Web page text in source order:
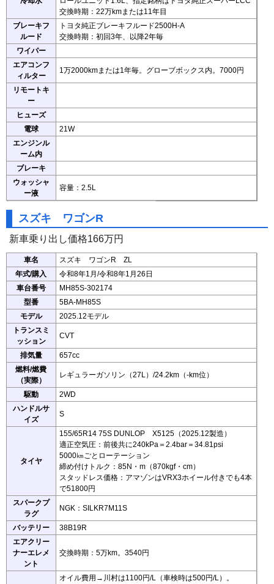
交換時期：22万kmまたは11年目
ブレーキフ
ルード
トヨタ純正ブレーキフルード2500H-A
交換時期：初回3年、以降2年毎
ワイパー
エアコンフ
ィルター
1万2000kmまたは1年毎。グローブボックス内。7000円
リモートキ
ー
ヒューズ
電球
21W
エンジンル
ーム内
ブレーキ
ウォッシャ
ー液
容量：2.5L
スズキ ワゴンR
新車乗り出し価格166万円
車名
スズキ ワゴンR ZL
年式/購入
令和8年1月/令和8年1月26日
車台番号
MH85S-302174
型番
5BA-MH85S
モデル
2025.12モデル
トランスミ
ッション
CVT
排気量
657cc
燃料/燃費
（実際）
レギュラーガソリン（27L）/24.2km（-km位）
駆動
2WD
ハンドルサ
イズ
S
タイヤ
155/65R14 75S DUNLOP X5125（2025.12製造）
適正空気圧：前後共に240kPa＝2.4bar＝34.81psi
5000㎞ごとローテーション
締め付けトルク：85N・m（870kgf・cm）
スタッドレス価格：アマゾンはVRX3ホイール付きでも4本
で51800円
スパークプ
ラグ
NGK：SILKR7M11S
バッテリー
38B19R
エアクリー
ナーエレメ
ント
交換時期：5万km。3540円
オイル費用→川村は1100円/L（車検時は500円/L）。